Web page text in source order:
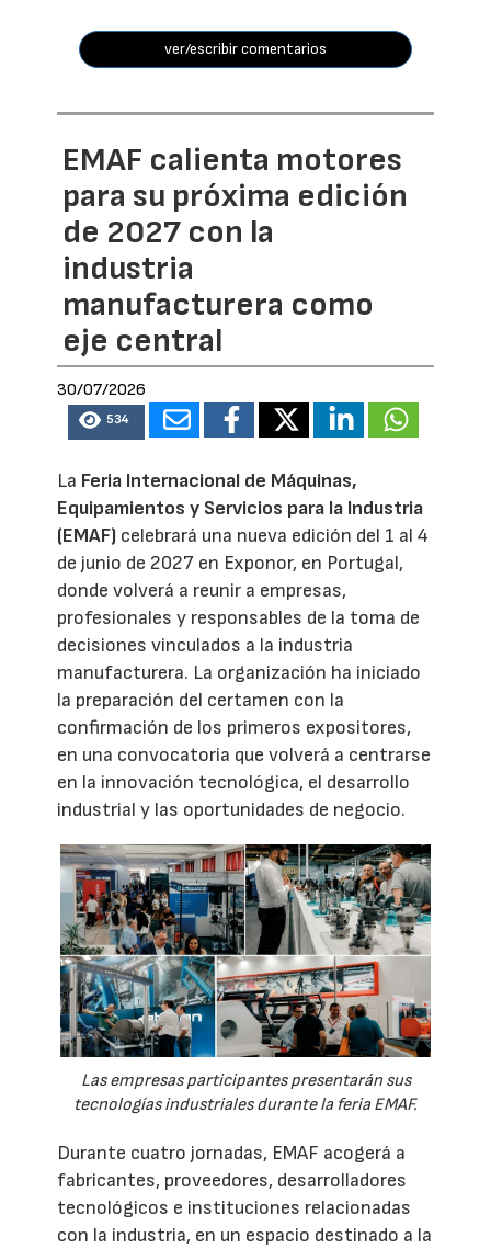
ver/escribir comentarios
EMAF calienta motores
para su próxima edición
de 2027 con la
industria
manufacturera como
eje central
30/07/2026
534
La Feria Internacional de Máquinas,
Equipamientos y Servicios para la Industria
(EMAF) celebrará una nueva edición del 1 al 4
de junio de 2027 en Exponor, en Portugal,
donde volverá a reunir a empresas,
profesionales y responsables de la toma de
decisiones vinculados a la industria
manufacturera. La organización ha iniciado
la preparación del certamen con la
confirmación de los primeros expositores,
en una convocatoria que volverá a centrarse
en la innovación tecnológica, el desarrollo
industrial y las oportunidades de negocio.
Las empresas participantes presentarán sus
tecnologías industriales durante la feria EMAF.
Durante cuatro jornadas, EMAF acogerá a
fabricantes, proveedores, desarrolladores
tecnológicos e instituciones relacionadas
con la industria, en un espacio destinado a la